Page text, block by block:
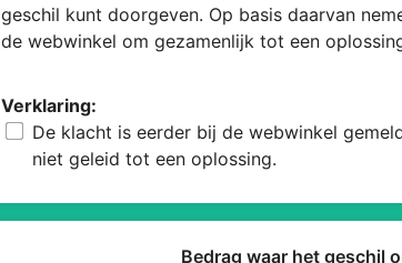
geschil kunt doorgeven. Op basis daarvan
de webwinkel om gezamenlijk tot een
Verklaring:
De klacht is eerder bij de webwinkel
niet geleid tot een oplossing.
Bedrag waar het geschil